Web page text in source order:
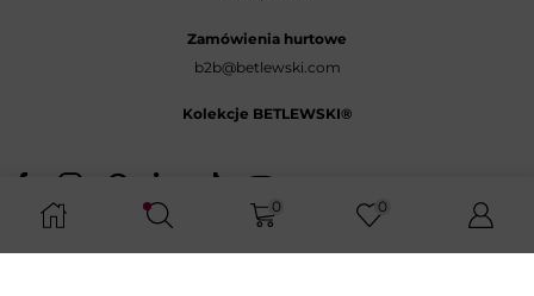
Zamówienia hurtowe
b2b@betlewski.com
Kolekcje BETLEWSKI®
0 0